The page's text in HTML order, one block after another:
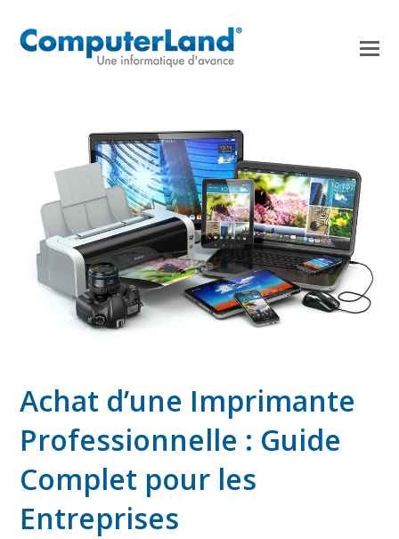
Achat d’une Imprimante
Professionnelle : Guide
Complet pour les
Entreprises